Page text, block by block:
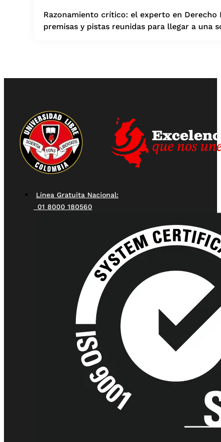
Razonamiento crítico: el experto en
premisas y pistas reunidas para llegar a una
Línea Gratuita Nacional:
01 8000 180560